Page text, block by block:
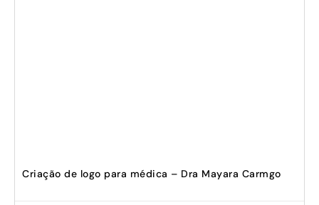
Criação de logo para médica – Dra Mayara Carmgo